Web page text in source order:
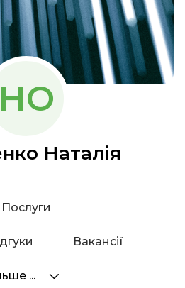
НО
Наталія
Послуги
Вакансії
...